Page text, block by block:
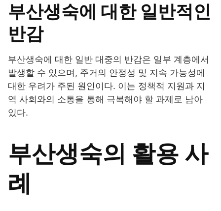
부산생숙에 대한 일반적인
반감
부산생숙에 대한 일반 대중의 반감은 일부 계층에서
발생할 수 있으며, 주거의 안정성 및 지속 가능성에
대한 우려가 주된 원인이다. 이는 정책적 지원과 지
역 사회와의 소통을 통해 극복해야 할 과제로 남아
있다.
부산생숙의 활용 사
례